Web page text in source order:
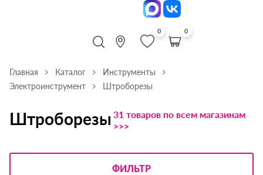
0 0
Главная Каталог
Инструменты
Электроинструмент
Штроборезы
Штроборезы 31 товаров по всем магазинам
>>>
ФИЛЬТР